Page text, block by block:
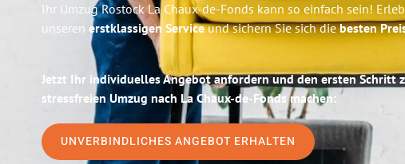
Ihr Umzug Rostock La Chaux-de-Fonds kann so einfach sein!
unseren erstklassigen Serviceund sichern Sie sich diebesten
Jetzt Ihr individuelles Angebot anfordern und den ersten Schritt
stressfreien Umzug nach La Chaux-de-Fonds machen:
UNVERBINDLICHES ANGEBOT ERHALTEN